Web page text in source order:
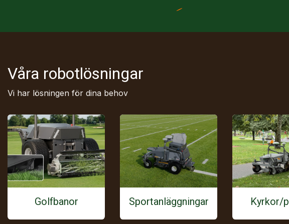
Våra robotlösningar
Vi har lösningen för dina behov
Golfbanor Sportanläggningar Kyrkor/